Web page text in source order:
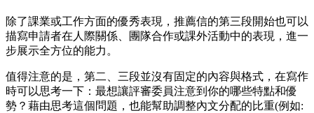
除了課業或工作方面的優秀表現，推薦信的第三段開始也可以
描寫申請者在人際關係、團隊合作或課外活動中的表現，進一
步展示全方位的能力。
值得注意的是，第二、三段並沒有固定的內容與格式，在寫作
時可以思考一下：最想讓評審委員注意到你的哪些特點和優
勢？藉由思考這個問題，也能幫助調整內文分配的比重(例如: